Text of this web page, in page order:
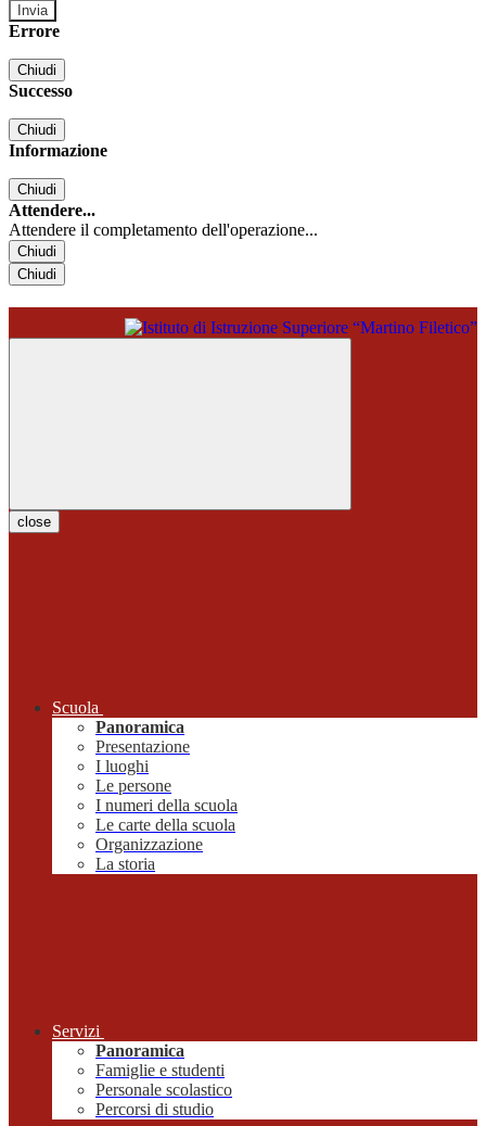
Errore
Chiudi
Successo
Chiudi
Informazione
Chiudi
Attendere...
Attendere il completamento dell'operazione...
Chiudi
Chiudi
close
Scuola
Panoramica
Presentazione
I luoghi
Le persone
I numeri della scuola
Le carte della scuola
Organizzazione
La storia
Servizi
Panoramica
Famiglie e studenti
Personale scolastico
Percorsi di studio